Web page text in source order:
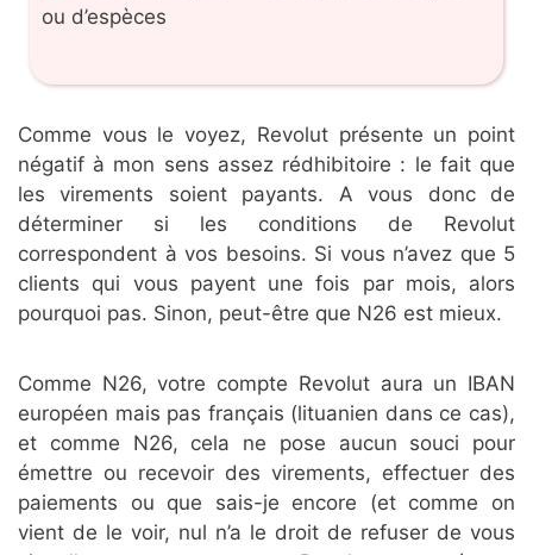
ou d’espèces
Comme vous le voyez, Revolut présente un point
négatif à mon sens assez rédhibitoire : le fait que
les virements soient payants. A vous donc de
déterminer si les conditions de Revolut
correspondent à vos besoins. Si vous n’avez que 5
clients qui vous payent une fois par mois, alors
pourquoi pas. Sinon, peut-être que N26 est mieux.
Comme N26, votre compte Revolut aura un IBAN
européen mais pas français (lituanien dans ce cas),
et comme N26, cela ne pose aucun souci pour
émettre ou recevoir des virements, effectuer des
paiements ou que sais-je encore (et comme on
vient de le voir, nul n’a le droit de refuser de vous